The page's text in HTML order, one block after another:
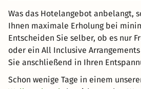
Was das Hotelangebot anbelangt,
Ihnen maximale Erholung bei
Entscheiden Sie selber, ob es nur
oder ein All Inclusive
Sie anschließend in Ihren
Schon wenige Tage in einem